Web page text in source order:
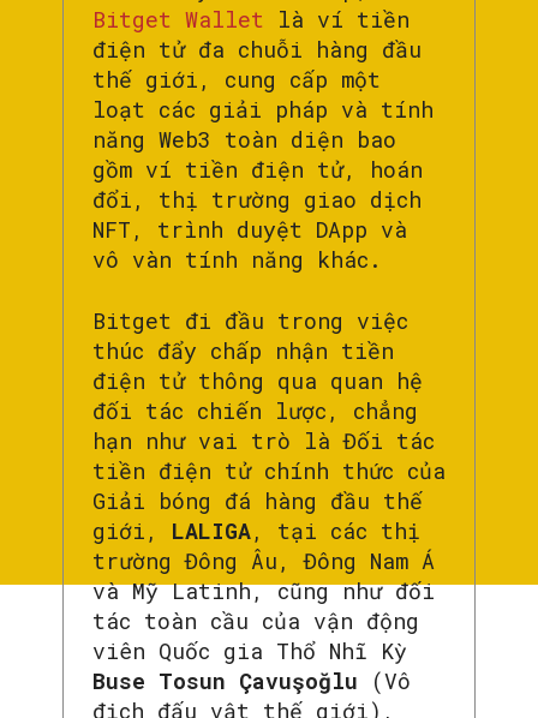
Bitget Wallet là ví tiền
điện tử đa chuỗi hàng đầu
thế giới, cung cấp một
loạt các giải pháp và tính
năng Web3 toàn diện bao
gồm ví tiền điện tử, hoán
đổi, thị trường giao dịch
NFT, trình duyệt DApp và
vô vàn tính năng khác.
Bitget đi đầu trong việc
thúc đẩy chấp nhận tiền
điện tử thông qua quan hệ
đối tác chiến lược, chẳng
hạn như vai trò là Đối tác
tiền điện tử chính thức của
Giải bóng đá hàng đầu thế
giới, LALIGA, tại các thị
trường Đông Âu, Đông Nam Á
và Mỹ Latinh, cũng như đối
tác toàn cầu của vận động
viên Quốc gia Thổ Nhĩ Kỳ
Buse Tosun Çavuşoğlu
(Vô
địch đấu vật thế giới),